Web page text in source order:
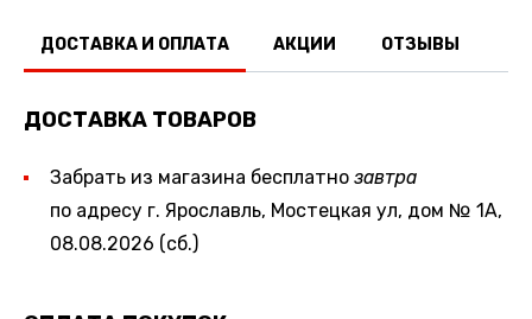
ДОСТАВКА И ОПЛАТА АКЦИИ ОТЗЫВЫ
ДОСТАВКА ТОВАРОВ
Забрать из магазина бесплатно завтра
по адресу г. Ярославль, Мостецкая ул, дом № 1А,
08.08.2026 (сб.)